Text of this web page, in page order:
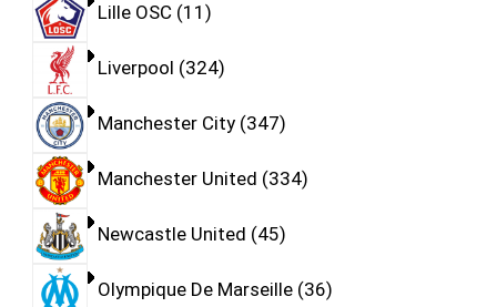
Lille OSC 11
Liverpool 324
Manchester City 347
Manchester United 334
Newcastle United 45
Olympique De Marseille 36